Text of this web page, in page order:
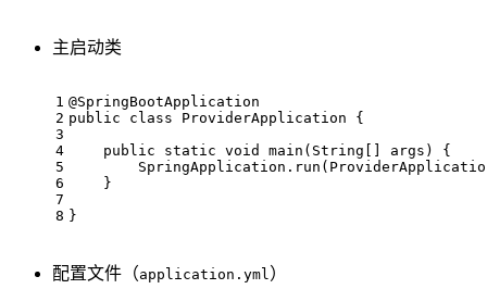
主启动类
1
2
3
4
5
6
7
8
@SpringBootApplication
public
class ProviderApplication
{
public
static void main (String[] args)
{
    }
}
配置文件（application.yml）